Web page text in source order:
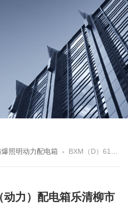
爆照明动力配电箱 - BXM（D）61防爆照明（动力）配电箱乐清柳市
力）配电箱乐清柳市